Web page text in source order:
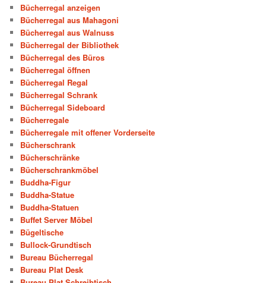
Bücherregal anzeigen
Bücherregal aus Mahagoni
Bücherregal aus Walnuss
Bücherregal der Bibliothek
Bücherregal des Büros
Bücherregal öffnen
Bücherregal Regal
Bücherregal Schrank
Bücherregal Sideboard
Bücherregale
Bücherregale mit offener Vorderseite
Bücherschrank
Bücherschränke
Bücherschrankmöbel
Buddha-Figur
Buddha-Statue
Buddha-Statuen
Buffet Server Möbel
Bügeltische
Bullock-Grundtisch
Bureau Bücherregal
Bureau Plat Desk